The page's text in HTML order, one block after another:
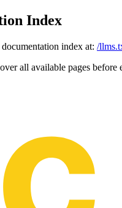
Index
index at: /
all available pages before